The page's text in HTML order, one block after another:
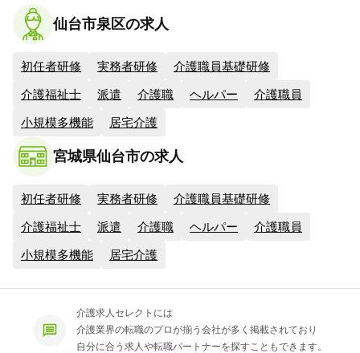
仙台市泉区の求人
初任者研修 実務者研修 介護職員基礎研修
介護福祉士 派遣 介護職 ヘルパー 介護職員
小規模多機能 居宅介護
宮城県仙台市の求人
初任者研修 実務者研修 介護職員基礎研修
介護福祉士 派遣 介護職 ヘルパー 介護職員
小規模多機能 居宅介護
介護求人セレクトには
介護業界の転職のプロが揃う会社が多く掲載されており
自分に合う求人や転職パートナーを探すこともできます。